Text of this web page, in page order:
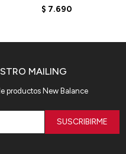
BB550LRB - ELD
$ 7.690
MAILING
productos New Balance
SUSCRIBIRME